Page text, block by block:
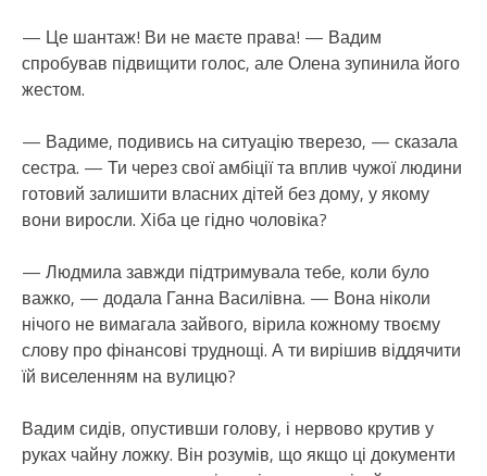
— Це шантаж! Ви не маєте права! — Вадим
спробував підвищити голос, але Олена зупинила його
жестом.
— Вадиме, подивись на ситуацію тверезо, — сказала
сестра. — Ти через свої амбіції та вплив чужої людини
готовий залишити власних дітей без дому, у якому
вони виросли. Хіба це гідно чоловіка?
— Людмила завжди підтримувала тебе, коли було
важко, — додала Ганна Василівна. — Вона ніколи
нічого не вимагала зайвого, вірила кожному твоєму
слову про фінансові труднощі. А ти вирішив віддячити
їй виселенням на вулицю?
Вадим сидів, опустивши голову, і нервово крутив у
руках чайну ложку. Він розумів, що якщо ці документи